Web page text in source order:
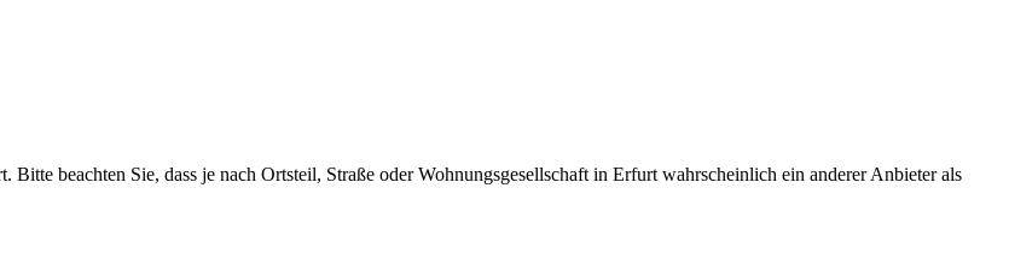
beachten Sie, dass je nach Ortsteil, Straße oder Wohnungsgesellschaft in Erfurt wahrscheinlich ein anderer Anbieter als